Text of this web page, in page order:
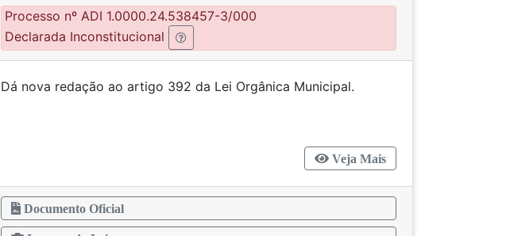
Processo nº ADI 1.0000.24.538457-3/000
Declarada Inconstitucional
Dá nova redação ao artigo 392 da Lei Orgânica Municipal.
Veja Mais
Documento Oficial